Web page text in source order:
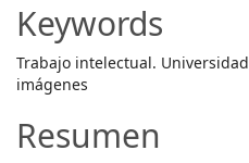
Keywords
Trabajo intelectual.
imágenes
Resumen